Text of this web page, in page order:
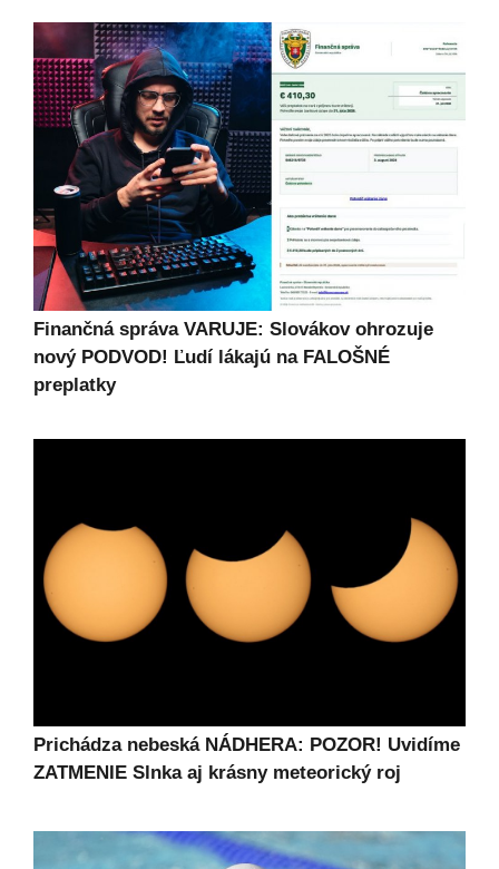
Finančná správa VARUJE: Slovákov ohrozuje
nový PODVOD! Ľudí lákajú na FALOŠNÉ
preplatky
Prichádza nebeská NÁDHERA: POZOR! Uvidíme
ZATMENIE Slnka aj krásny meteorický roj